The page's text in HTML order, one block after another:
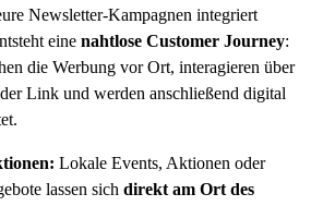
Newsletter-Kampagnen integriert
eine nahtlose Customer Journey:
die Werbung vor Ort, interagieren über
Link und werden anschließend digital
Lokale Events, Aktionen oder
lassen sich direkt am Ort des